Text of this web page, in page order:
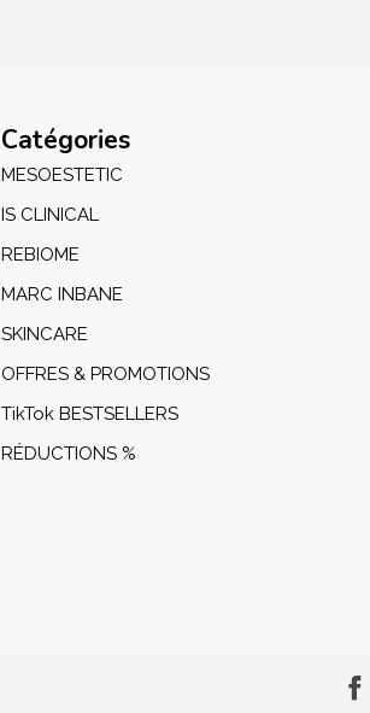
Catégories
MESOESTETIC
IS CLINICAL
REBIOME
MARC INBANE
SKINCARE
OFFRES & PROMOTIONS
TikTok BESTSELLERS
RÉDUCTIONS %